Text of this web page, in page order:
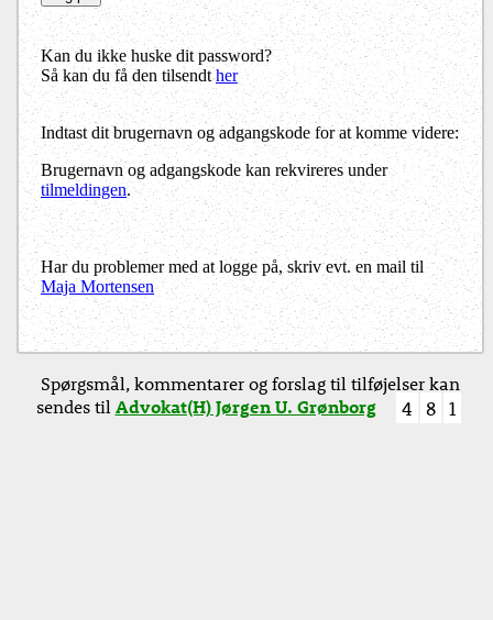
Kan du ikke huske dit password?
Så kan du få den tilsendther
Indtast dit brugernavn og adgangskode for at komme videre:
Brugernavn og adgangskode kan rekvireres under
tilmeldingen.
Har du problemer med at logge på, skriv evt. en mail til
Maja Mortensen
Spørgsmål, kommentarer og forslag til tilføjelser kan
sendes tilAdvokat(H) Jørgen U. Grønborg 4 8 1